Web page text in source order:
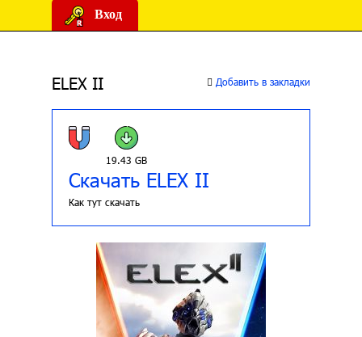
Вход
ELEX II Добавить в закладки
19.43 GB
Скачать ELEX II
Как тут скачать